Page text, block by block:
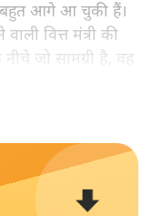
बहुत आगे आ चुकी हैं।
वित्त मंत्री की
जो सामग्री है, वह